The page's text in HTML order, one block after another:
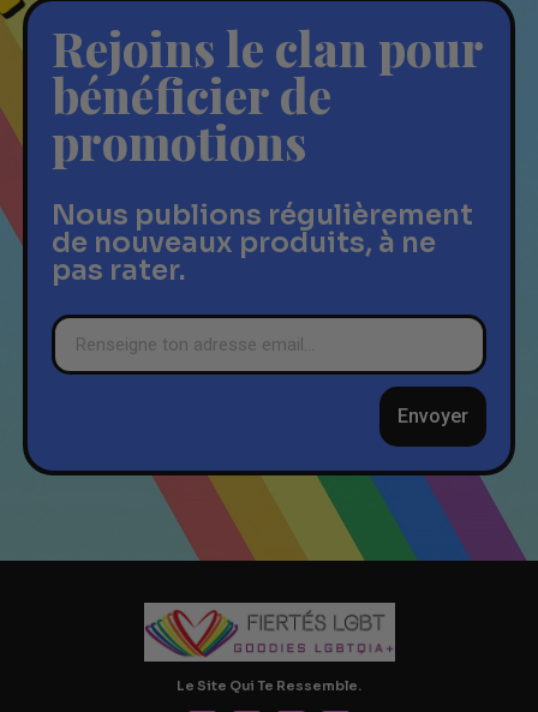
Rejoins le clan pour
bénéficier de
promotions
Nous publions régulièrement
de nouveaux produits, à ne
pas rater.
Envoyer
Le Site Qui Te Ressemble.